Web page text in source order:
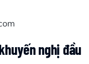
nghị đầu